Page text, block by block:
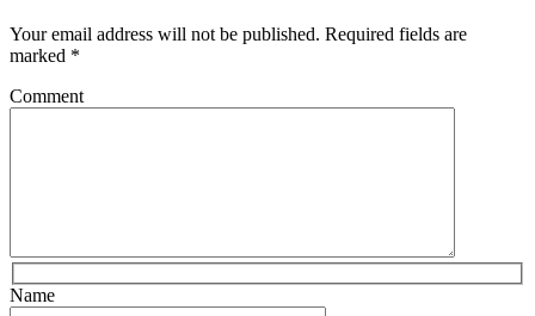
Your email address will not be published. Required fields are
marked *
Comment
Name